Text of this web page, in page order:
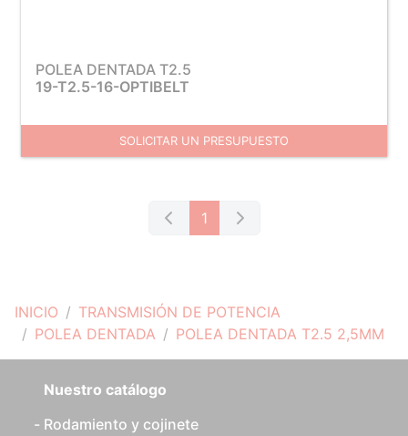
INICIO
TRANSMISIÓN DE POTENCIA
POLEA DENTADA
POLEA DENTADA T2.5 2,5MM
POLEA DENTADA T2.5
19-T2.5-16-OPTIBELT
SOLICITAR UN PRESUPUESTO
1
Nuestro catálogo
Rodamiento y cojinete